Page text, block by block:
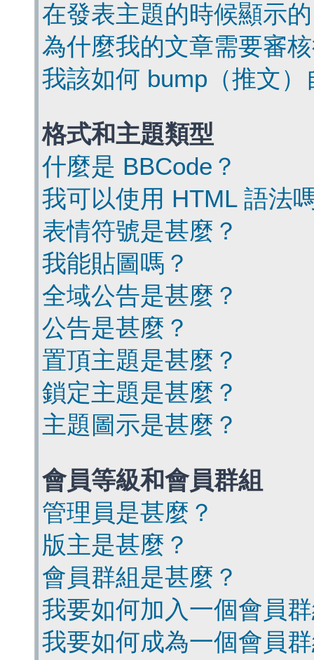
在發表主題的時候顯示
為什麼我的文章需要審
我該如何 bump（推文
格式和主題類型
什麼是 BBCode？
我可以使用 HTML 語法
表情符號是甚麼？
我能貼圖嗎？
全域公告是甚麼？
公告是甚麼？
置頂主題是甚麼？
鎖定主題是甚麼？
主題圖示是甚麼？
會員等級和會員群組
管理員是甚麼？
版主是甚麼？
會員群組是甚麼？
我要如何加入一個會員
我要如何成為一個會員